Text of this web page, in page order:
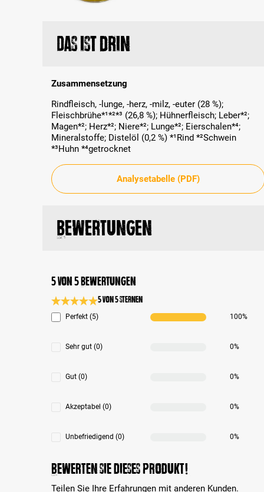
Das ist drin
Zusammensetzung
Rindfleisch, -lunge, -herz, -milz, -euter (28 %);
Fleischbrühe*¹*²*³ (26,8 %); Hühnerfleisch; Leber*²;
Magen*²; Herz*²; Niere*²; Lunge*²; Eierschalen*⁴;
Mineralstoffe; Distelöl (0,2 %) *¹Rind *²Schwein
*³Huhn *⁴getrocknet
Analysetabelle (PDF)
Bewertungen
5 von 5 Bewertungen
Durchschnittliche Bewertung 5 von 5 Sternen
5 von 5 Sternen
Perfekt (5) 100%
Sehr gut (0) 0%
Gut (0) 0%
Akzeptabel (0) 0%
Unbefriedigend (0) 0%
Bewerten Sie dieses Produkt!
Teilen Sie Ihre Erfahrungen mit anderen Kunden.